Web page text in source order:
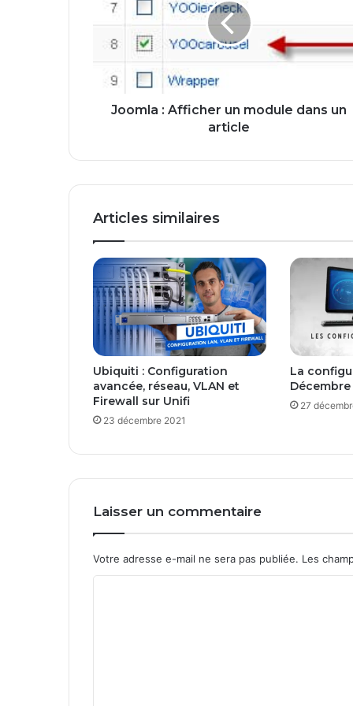
h
n
m
o
u
e
a
n
s
u
n
r
c
e
Joomla : Afficher un module dans un
article
Articles similaires
Ubiquiti : Configuration
avancée, réseau, VLAN et
Firewall sur Unifi
23 décembre 2021
La
Décembre
27
Laisser un commentaire
Votre adresse e-mail ne sera pas publiée. Les